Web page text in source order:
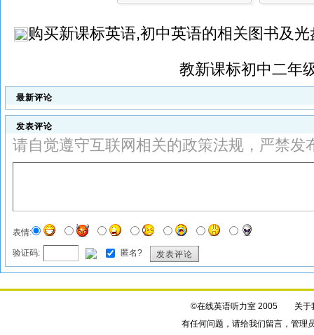
购买新课标英语,初中英语的相关图书及光
教新课标初中二年
最新评论
发表评论
请自觉遵守互联网相关的政策法规，严禁发
表情:
验证码: 匿名? 发表评论
©在线英语听力室 2005 关于
有任何问题，请给我们留言，管理